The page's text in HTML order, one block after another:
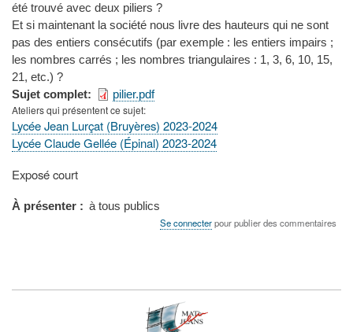
été trouvé avec deux piliers ?
Et si maintenant la société nous livre des hauteurs qui ne sont
pas des entiers consécutifs (par exemple : les entiers impairs ;
les nombres carrés ; les nombres triangulaires : 1, 3, 6, 10, 15,
21, etc.) ?
Sujet complet
pilier.pdf
Ateliers qui présentent ce sujet
Lycée Jean Lurçat (Bruyères) 2023-2024
Lycée Claude Gellée (Épinal) 2023-2024
Type
présentation
Exposé court
À présenter à tous publics
Se connecterpour publier des commentaires